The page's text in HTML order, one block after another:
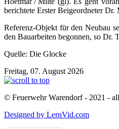
berichtete Erster Beigeordneter
Referenz-Objekt für den Neubau
den Bauarbeiten begonnen, so Dr.
Quelle: Die Glocke
Freitag, 07. August 2026
© Feuerwehr Warendorf - 2021 -
Designed by LernVid.com